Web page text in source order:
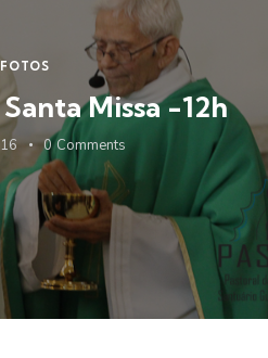
FOTOS
Missa -12h
0 Comments